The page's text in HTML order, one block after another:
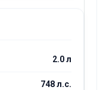
2.0 л
748 л.с.